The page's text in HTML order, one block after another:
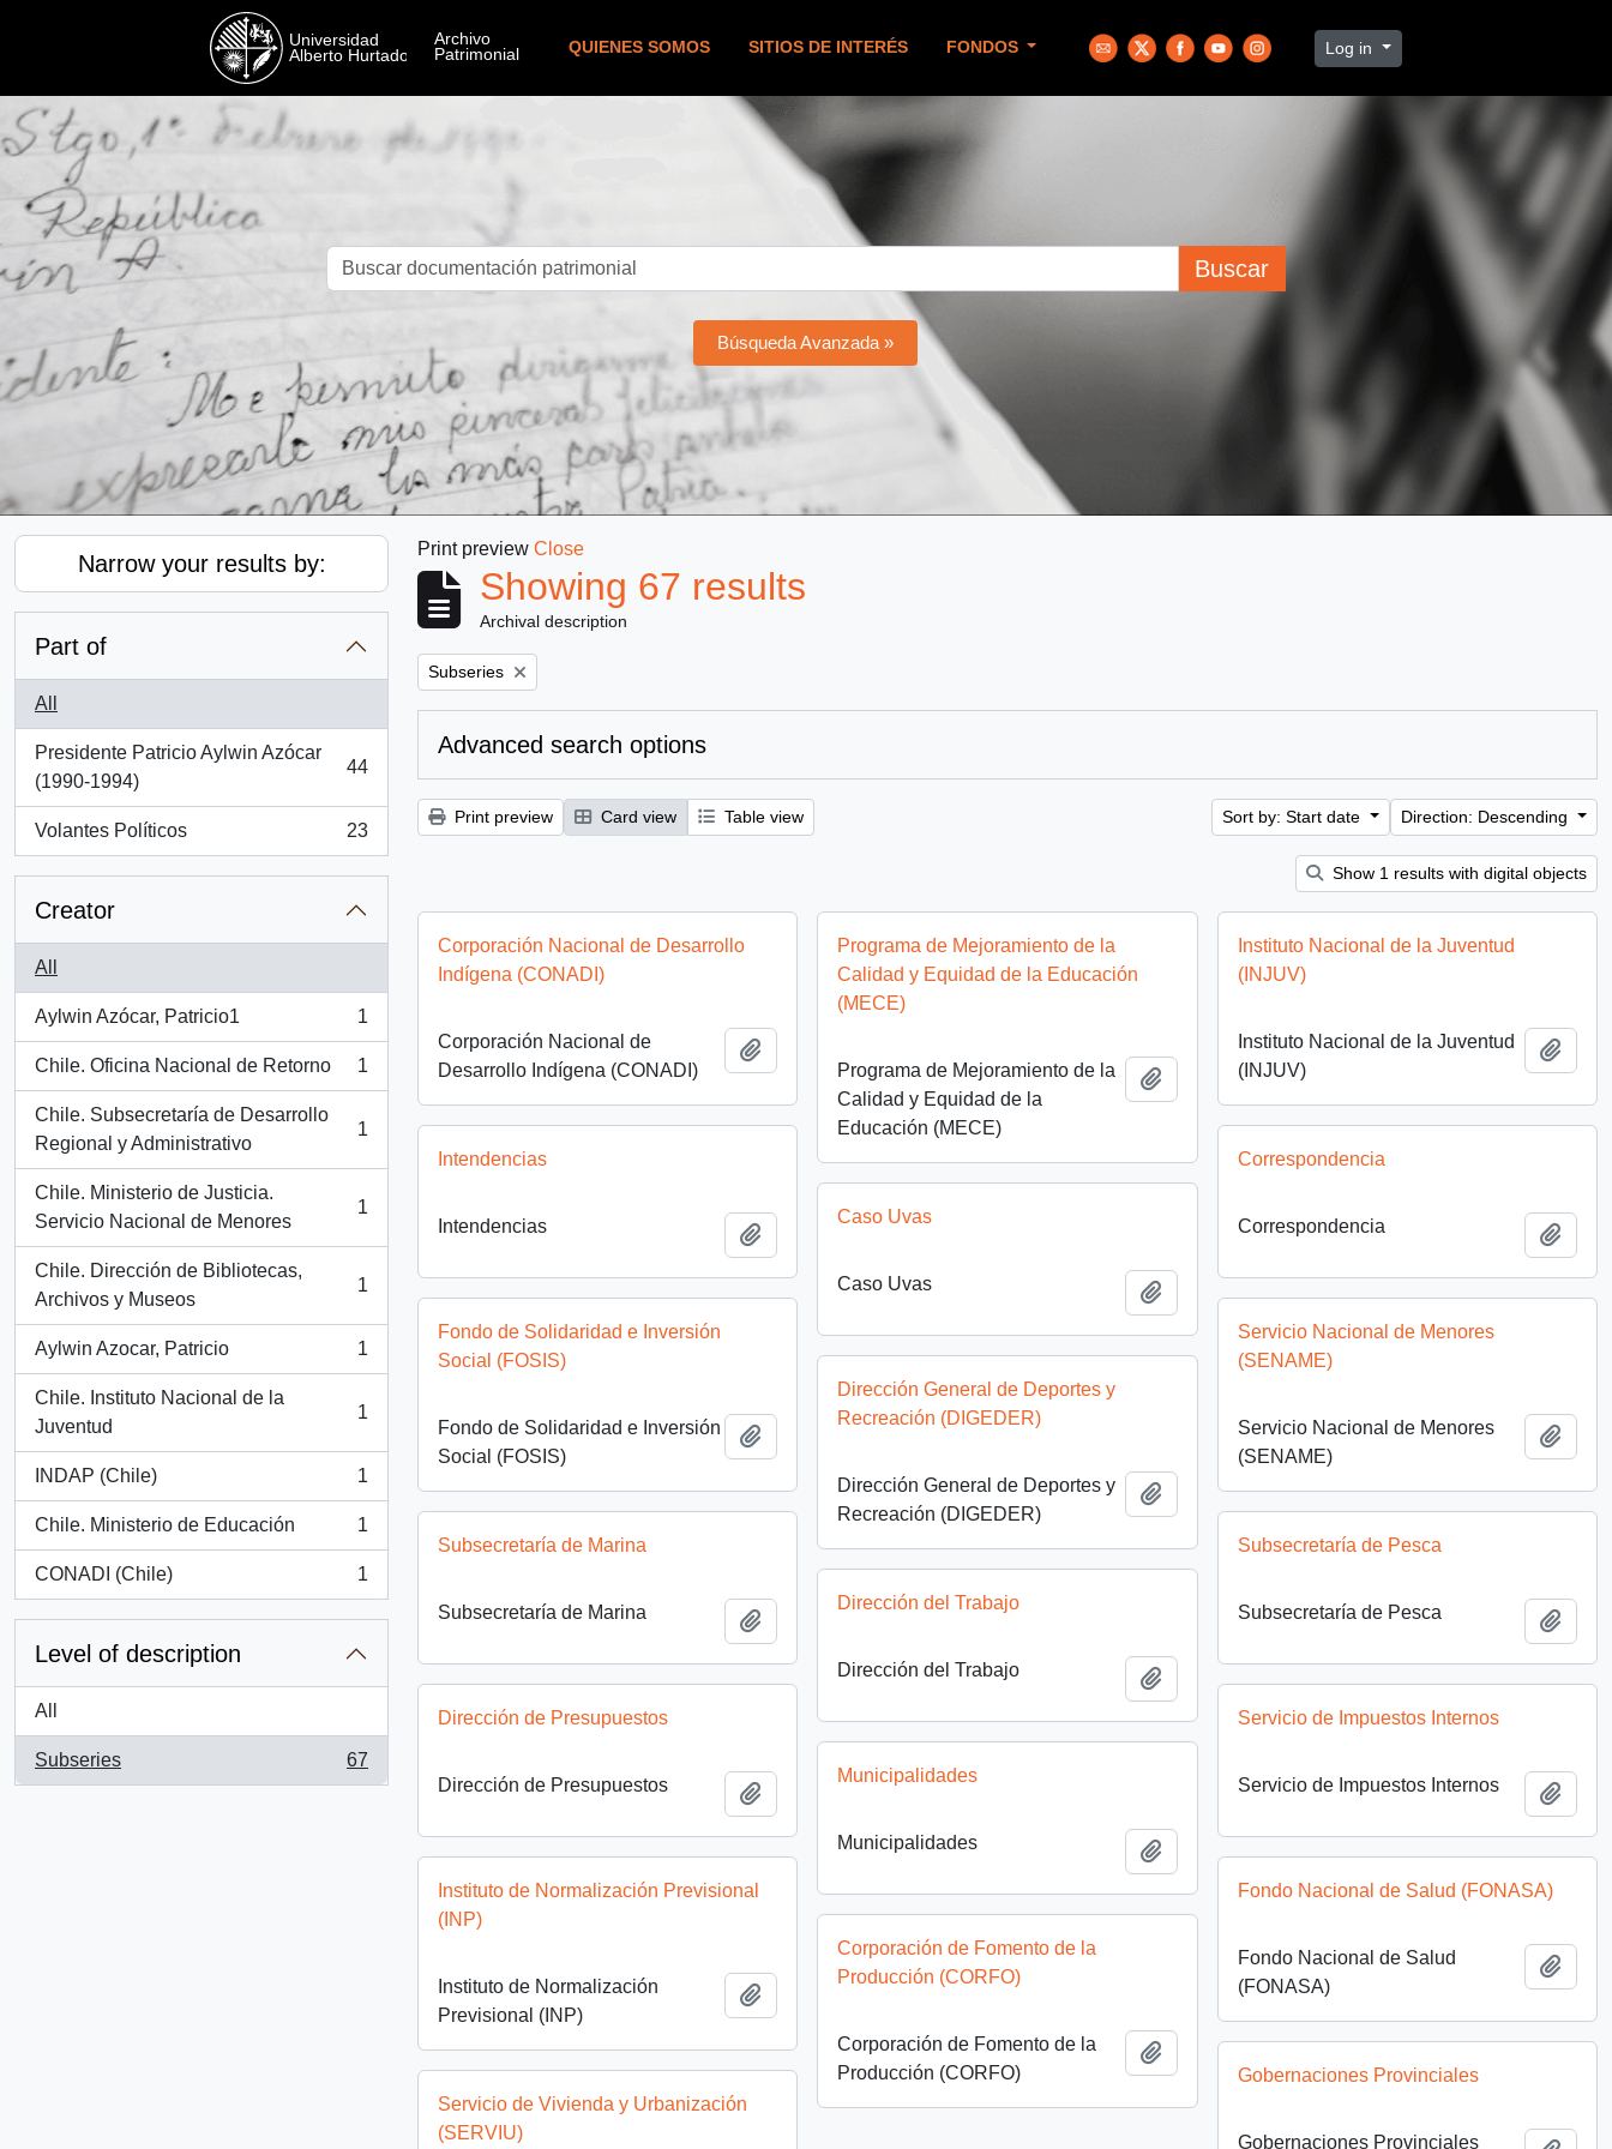
QUIENES SOMOS SITIOS DE INTERÉS FONDOS Log in
Buscar
Búsqueda Avanzada »
Narrow your results by:
Part of
All
Presidente Patricio Aylwin Azócar
(1990-1994)
, 44 results
44
Volantes Políticos
, 23 results
23
Creator
All
Aylwin Azócar, Patricio1
, 1 results
1
Chile. Oficina Nacional de Retorno
, 1 results
1
Chile. Subsecretaría de Desarrollo
Regional y Administrativo
, 1 results
1
Chile. Ministerio de Justicia.
Servicio Nacional de Menores
, 1 results
1
Chile. Dirección de Bibliotecas,
Archivos y Museos
, 1 results
1
Aylwin Azocar, Patricio
, 1 results
1
Chile. Instituto Nacional de la
Juventud
, 1 results
1
INDAP (Chile)
, 1 results
1
Chile. Ministerio de Educación
, 1 results
1
CONADI (Chile)
, 1 results
1
Level of description
All
Subseries
, 67 results
67
Print preview Close
Showing 67 results
Archival description
Remove filter:
Subseries
Advanced search options
Print preview Card view Table view Sort by: Start date Direction: Descending
Show 1 results with digital objects
Corporación Nacional de Desarrollo
Indígena (CONADI)
Corporación Nacional de
Desarrollo Indígena (CONADI)
Programa de Mejoramiento de la
Calidad y Equidad de la Educación
(MECE)
Programa de Mejoramiento de la
Calidad y Equidad de la
Educación (MECE)
Add to clipboard
Instituto Nacional de la Juventud
(INJUV)
Instituto Nacional de la Juventud
(INJUV)
Add
Intendencias
Intendencias
Correspondencia
Correspondencia Add
Caso Uvas
Caso Uvas
Add to clipboard
Fondo de Solidaridad e Inversión
Social (FOSIS)
Fondo de Solidaridad e Inversión
Social (FOSIS)
Servicio Nacional de Menores
(SENAME)
Servicio Nacional de Menores
(SENAME)
Add
Dirección General de Deportes y
Recreación (DIGEDER)
Dirección General de Deportes y
Recreación (DIGEDER)
Add to clipboard
Subsecretaría de Marina
Subsecretaría de Marina
Subsecretaría de Pesca
Subsecretaría de Pesca Add
Dirección del Trabajo
Dirección del Trabajo
Add to clipboard
Dirección de Presupuestos
Dirección de Presupuestos Add to clipboard
Servicio de Impuestos Internos
Servicio de Impuestos Internos Add
Municipalidades
Municipalidades
Add to clipboard
Instituto de Normalización Previsional
(INP)
Instituto de Normalización
Previsional (INP)
Fondo Nacional de Salud (FONASA)
Fondo Nacional de Salud
(FONASA)
Add
Corporación de Fomento de la
Producción (CORFO)
Corporación de Fomento de la
Producción (CORFO)
Add to clipboard
Gobernaciones Provinciales
Gobernaciones Provinciales
Servicio de Vivienda y Urbanización
(SERVIU)